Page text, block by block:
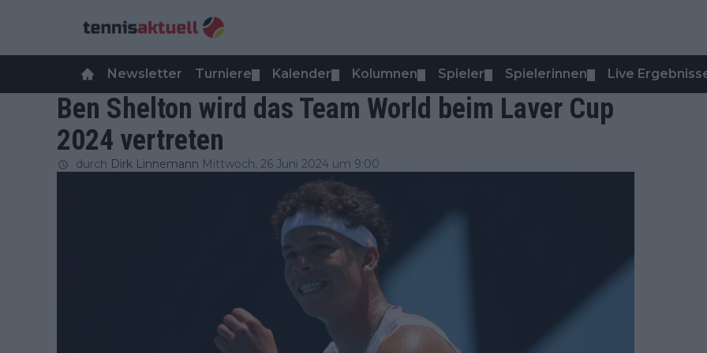
Newsletter Turniere Kalender Kolumnen Spieler Spielerinnen Live
Ben Shelton wird das Team World beim Laver Cup
2024 vertreten
durch Dirk Linnemann Mittwoch, 26 Juni 2024 um 9:00